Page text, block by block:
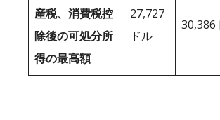
産税、消費税控
除後の可処分所
得の最高額
27,727
ドル
30,386